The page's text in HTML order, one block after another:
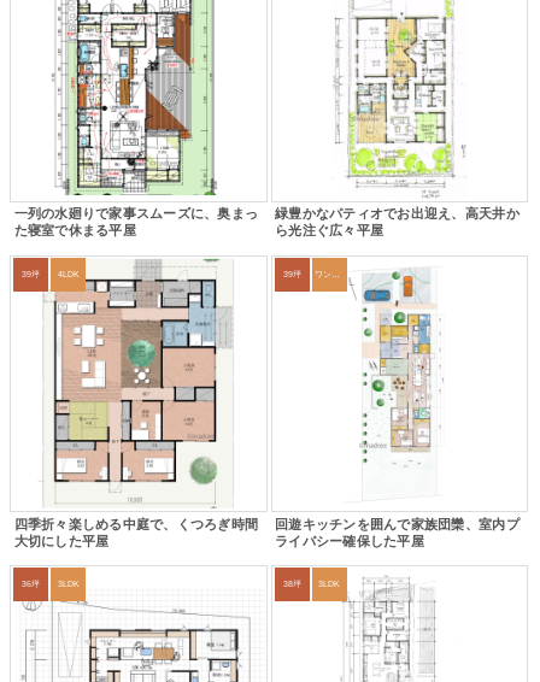
一列の水廻りで家事スムーズに、奥まっ
た寝室で休まる平屋
緑豊かなパティオでお出迎え、高天井か
ら光注ぐ広々平屋
39坪 4LDK
四季折々楽しめる中庭で、くつろぎ時間
大切にした平屋
39坪
回遊キッチンを囲んで家族団欒、室内プ
ライバシー確保した平屋
36坪 3LDK 38坪 3LDK